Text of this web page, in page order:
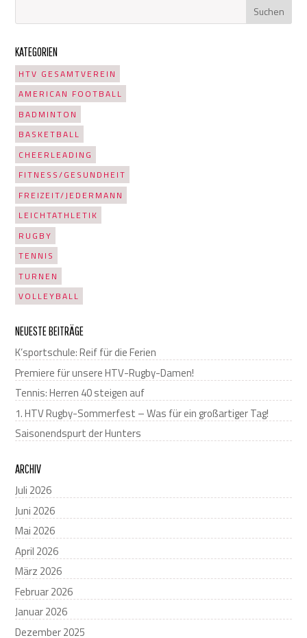
KATEGORIEN
HTV GESAMTVEREIN
AMERICAN FOOTBALL
BADMINTON
BASKETBALL
CHEERLEADING
FITNESS/GESUNDHEIT
FREIZEIT/JEDERMANN
LEICHTATHLETIK
RUGBY
TENNIS
TURNEN
VOLLEYBALL
NEUESTE BEITRÄGE
K’sportschule: Reif für die Ferien
Premiere für unsere HTV-Rugby-Damen!
Tennis: Herren 40 steigen auf
1. HTV Rugby-Sommerfest – Was für ein großartiger Tag!
Saisonendspurt der Hunters
ARCHIV
Juli 2026
Juni 2026
Mai 2026
April 2026
März 2026
Februar 2026
Januar 2026
Dezember 2025